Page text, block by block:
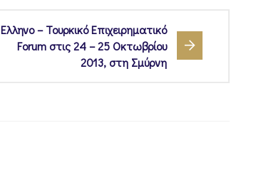
Ελληνο – Τουρκικό Επιχειρηματικό
Forum στις 24 – 25 Οκτωβρίου
2013, στη Σμύρνη